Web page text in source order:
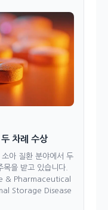
차례 수상
아 질환 분야에서 두
을 받고 있습니다.
& Pharmaceutical
Storage Disease